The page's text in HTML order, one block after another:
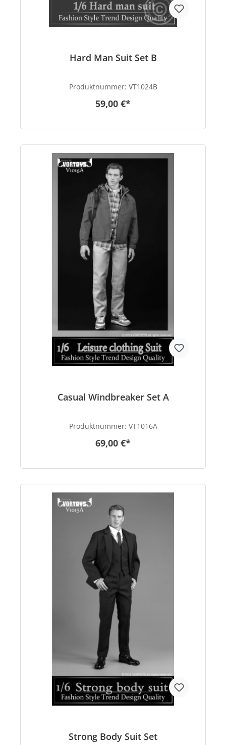
Hard Man Suit Set B
Produktnummer: VT1024B
59,00 €*
Casual Windbreaker Set A
Produktnummer: VT1016A
69,00 €*
Strong Body Suit Set